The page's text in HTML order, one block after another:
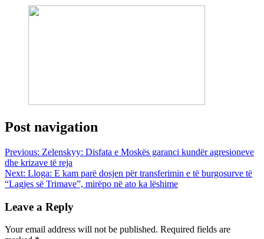
Post navigation
Previous: Zelenskyy: Disfata e Moskës garanci kundër agresioneve
dhe krizave të reja
Next: Lloga: E kam parë dosjen për transferimin e të burgosurve të
“Lagjes së Trimave”, mirëpo në ato ka lëshime
Leave a Reply
Your email address will not be published. Required fields are